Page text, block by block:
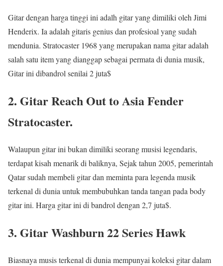
Gitar dengan harga tinggi ini adalh gitar yang dimiliki oleh Jimi
Henderix. Ia adalah gitaris genius dan profesioal yang sudah
mendunia. Stratocaster 1968 yang merupakan nama gitar adalah
salah satu item yang dianggap sebagai permata di dunia musik,
Gitar ini dibandrol senilai 2 juta$
2. Gitar Reach Out to Asia Fender
Stratocaster.
Walaupun gitar ini bukan dimiliki seorang musisi legendaris,
terdapat kisah menarik di baliknya, Sejak tahun 2005, pemerintah
Qatar sudah membeli gitar dan meminta para legenda musik
terkenal di dunia untuk membubuhkan tanda tangan pada body
gitar ini. Harga gitar ini di bandrol dengan 2,7 juta$.
3. Gitar Washburn 22 Series Hawk
Biasnaya musis terkenal di dunia mempunyai koleksi gitar dalam